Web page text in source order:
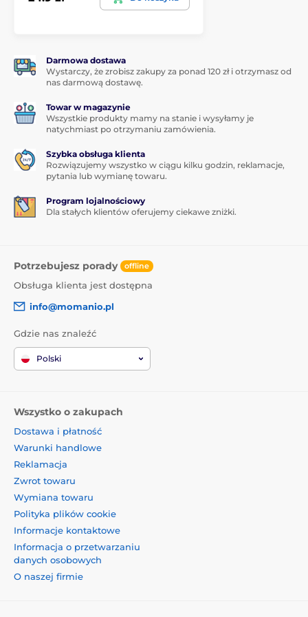
1x sucha ściereczka
1x mokra ściereczka
Darmowa dostawa
Wystarczy, że zrobisz zakupy za ponad 120 zł i otrzymasz od
nas darmową dostawę.
Towar w magazynie
Wszystkie produkty mamy na stanie i wysyłamy je
natychmiast po otrzymaniu zamówienia.
Szybka obsługa klienta
Rozwiązujemy wszystko w ciągu kilku godzin, reklamacje,
pytania lub wymianę towaru.
Program lojalnościowy
Dla stałych klientów oferujemy ciekawe zniżki.
Potrzebujesz porady offline
Obsługa klienta jest dostępna
info@momanio.pl
Gdzie nas znaleźć
Polski
Wszystko o zakupach
Dostawa i płatność
Warunki handlowe
Reklamacja
Zwrot towaru
Wymiana towaru
Polityka plików cookie
Informacje kontaktowe
Informacja o przetwarzaniu
danych osobowych
O naszej firmie